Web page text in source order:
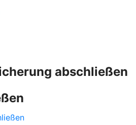
abschließen